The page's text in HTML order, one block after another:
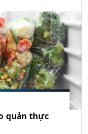
quản thực